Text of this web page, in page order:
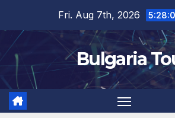
content
Fri. Aug 7th, 2026
Bulgaria